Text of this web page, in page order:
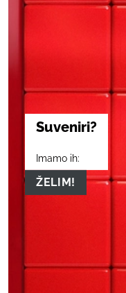
Suveniri?
Imamo ih:
ŽELIM!